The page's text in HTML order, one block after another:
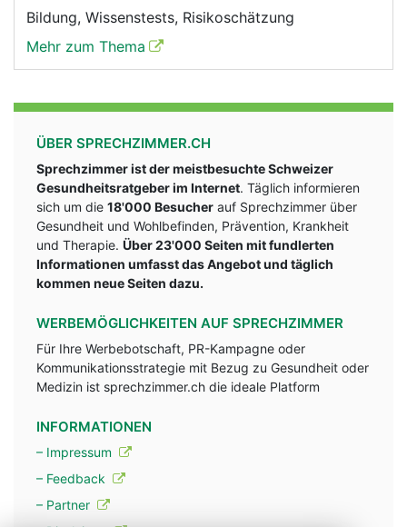
Bildung, Wissenstests, Risikoschätzung
Mehr zum Thema
ÜBER SPRECHZIMMER.CH
Sprechzimmer ist der meistbesuchte Schweizer
Gesundheitsratgeber im Internet. Täglich informieren
sich um die 18'000 Besucher auf Sprechzimmer über
Gesundheit und Wohlbefinden, Prävention, Krankheit
und Therapie. Über 23'000 Seiten mit fundlerten
Informationen umfasst das Angebot und täglich
kommen neue Seiten dazu.
WERBEMÖGLICHKEITEN AUF SPRECHZIMMER
Für Ihre Werbebotschaft, PR-Kampagne oder
Kommunikationsstrategie mit Bezug zu Gesundheit oder
Medizin ist sprechzimmer.ch die ideale Platform
INFORMATIONEN
– Impressum
– Feedback
– Partner